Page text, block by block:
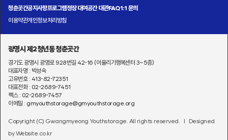
청춘곳간공지사항프로그램정장 대여공간 대관FAQ1:1 문의
이용약관개인정보처리방침
광명시 제2청년동 청춘곳간
경기도 광명시 광명로 928번길 42-16 (어울리기행복센터 3~5층)
대표자명 : 박성숙
고유번호 : 413-82-72351
대표전화 : 02-2689-7451
팩스 : 02-2689-7457
이메일 : gmyouthstorage@gmyouthstorage.org
Copyright (C) Gwangmyeong Youthstorage. All rights reserved.
l Designed
by Website.co.kr